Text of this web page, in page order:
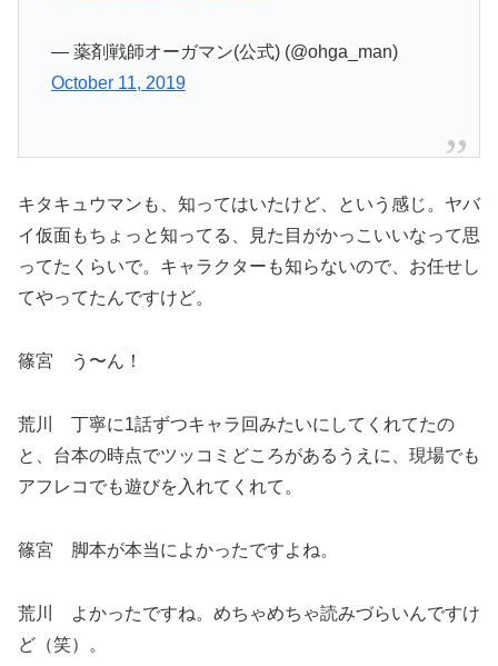
— 薬剤戦師オーガマン(公式) (@ohga_man)
October 11, 2019
キタキュウマンも、知ってはいたけど、という感じ。ヤバ
イ仮面もちょっと知ってる、見た目がかっこいいなって思
ってたくらいで。キャラクターも知らないので、お任せし
てやってたんですけど。
篠宮 う〜ん！
荒川 丁寧に1話ずつキャラ回みたいにしてくれてたの
と、台本の時点でツッコミどころがあるうえに、現場でも
アフレコでも遊びを入れてくれて。
篠宮 脚本が本当によかったですよね。
荒川 よかったですね。めちゃめちゃ読みづらいんですけ
ど（笑）。